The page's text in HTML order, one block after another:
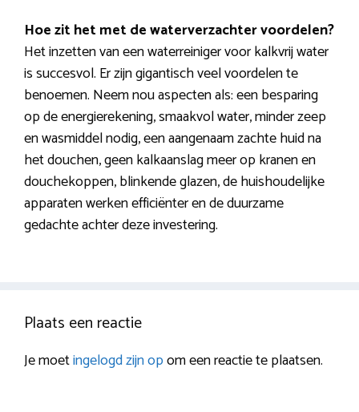
Hoe zit het met de waterverzachter voordelen?
Het inzetten van een waterreiniger voor kalkvrij water
is succesvol. Er zijn gigantisch veel voordelen te
benoemen. Neem nou aspecten als: een besparing
op de energierekening, smaakvol water, minder zeep
en wasmiddel nodig, een aangenaam zachte huid na
het douchen, geen kalkaanslag meer op kranen en
douchekoppen, blinkende glazen, de huishoudelijke
apparaten werken efficiënter en de duurzame
gedachte achter deze investering.
Plaats een reactie
Je moetingelogd zijn opom een reactie te plaatsen.